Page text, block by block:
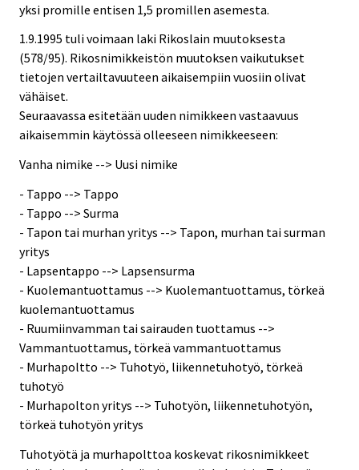
yksi promille entisen 1,5 promillen asemesta.
1.9.1995 tuli voimaan laki Rikoslain muutoksesta
(578/95). Rikosnimikkeistön muutoksen vaikutukset
tietojen vertailtavuuteen aikaisempiin vuosiin olivat
vähäiset.
Seuraavassa esitetään uuden nimikkeen vastaavuus
aikaisemmin käytössä olleeseen nimikkeeseen:
Vanha nimike --> Uusi nimike
- Tappo --> Tappo
- Tappo --> Surma
- Tapon tai murhan yritys --> Tapon, murhan tai surman
yritys
- Lapsentappo --> Lapsensurma
- Kuolemantuottamus --> Kuolemantuottamus, törkeä
kuolemantuottamus
- Ruumiinvamman tai sairauden tuottamus -->
Vammantuottamus, törkeä vammantuottamus
- Murhapoltto --> Tuhotyö, liikennetuhotyö, törkeä
tuhotyö
- Murhapolton yritys --> Tuhotyön, liikennetuhotyön,
törkeä tuhotyön yritys
Tuhotyötä ja murhapolttoa koskevat rikosnimikkeet